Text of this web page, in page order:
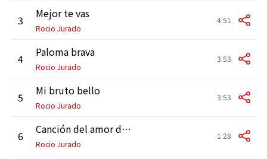
3 Mejor te vas
Rocio Jurado
4:51
4 Paloma brava
Rocio Jurado
3:53
5 Mi bruto bello
Rocio Jurado
3:53
6 Canción del amor dolido
Rocio Jurado
1:28